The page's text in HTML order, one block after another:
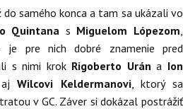
samého konca a tam sa ukázali vo
Quintana s Miguelom Lópezom
pre nich dobré znamenie pred
s nimi krok Rigoberto Urán a Ion
ajWilcovi Keldermanovi, ktorý sa
v GC. Záver si dokázal postrážiť